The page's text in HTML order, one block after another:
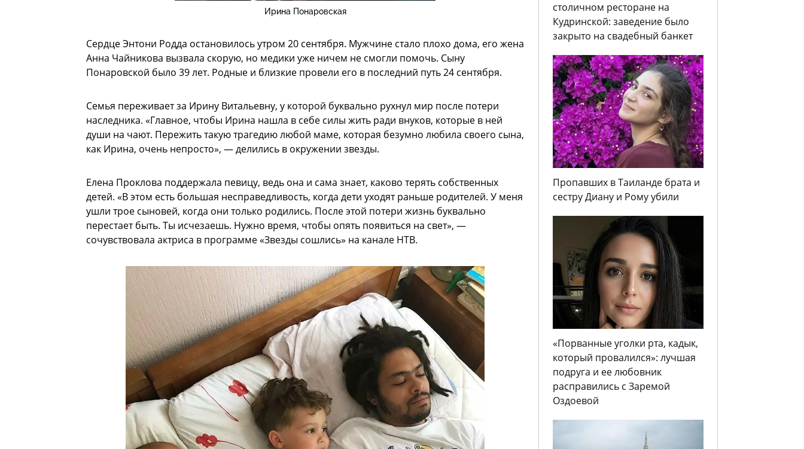
Ирина Понаровская
Сердце Энтони Родда остановилось утром 20 сентября. Мужчине стало плохо дома, его жена
Анна Чайникова вызвала скорую, но медики уже ничем не смогли помочь. Сыну
Понаровской было 39 лет. Родные и близкие провели его в последний путь 24 сентября.
Семья переживает за Ирину Витальевну, у которой буквально рухнул мир после потери
наследника. «Главное, чтобы Ирина нашла в себе силы жить ради внуков, которые в ней
души на чают. Пережить такую трагедию любой маме, которая безумно любила своего сына,
как Ирина, очень непросто», — делились в окружении звезды.
Елена Проклова поддержала певицу, ведь она и сама знает, каково терять собственных
детей. «В этом есть большая несправедливость, когда дети уходят раньше родителей. У меня
ушли трое сыновей, когда они только родились. После этой потери жизнь буквально
перестает быть. Ты исчезаешь. Нужно время, чтобы опять появиться на свет», —
сочувствовала актриса в программе «Звезды сошлись» на канале НТВ.
столичном ресторане на
Кудринской: заведение было
закрыто на свадебный банкет
Пропавших в Таиланде брата и
сестру Диану и Рому убили
«Порванные уголки рта, кадык,
который провалился»: лучшая
подруга и ее любовник
расправились с Заремой
Оздоевой